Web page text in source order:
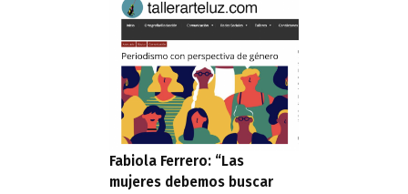
Fabiola Ferrero: “Las
mujeres debemos buscar